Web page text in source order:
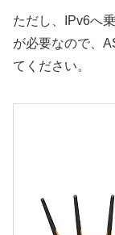
ただし、IPv6へ
が必要なので、
てください。